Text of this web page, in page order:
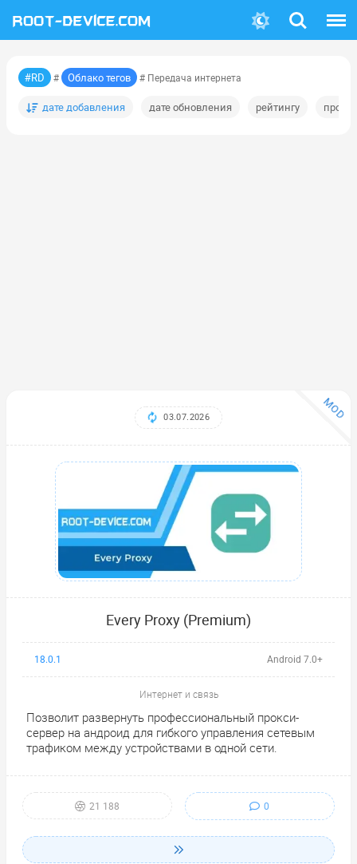
Поиск
#RD # Облако тегов # Передача интернета
дате добавления дате обновления рейтингу
MOD
03.07.2026
Every Proxy (Premium)
18.0.1 Android 7.0+
Интернет и связь
Позволит развернуть профессиональный прокси-
сервер на андроид для гибкого управления сетевым
трафиком между устройствами в одной сети.
21 188 0